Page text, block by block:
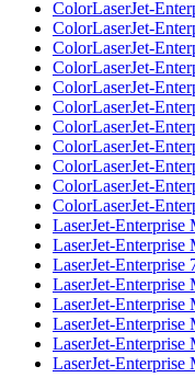
ColorLaserJet-
ColorLaserJet-
ColorLaserJet-
ColorLaserJet-
ColorLaserJet-
ColorLaserJet-
ColorLaserJet-
ColorLaserJet-
ColorLaserJet-
ColorLaserJet-
ColorLaserJet-
LaserJet-Enterprise
LaserJet-Enterprise
LaserJet-Enterprise
LaserJet-Enterprise
LaserJet-Enterprise
LaserJet-Enterprise
LaserJet-Enterprise
LaserJet-Enterprise